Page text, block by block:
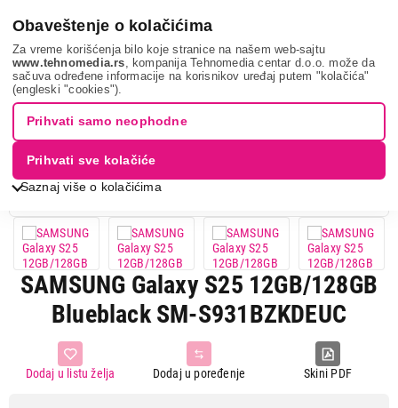
Obaveštenje o kolačićima
Za vreme korišćenja bilo koje stranice na našem web-sajtu
www.tehnomedia.rs , kompanija Tehnomedia centar d.o.o. može da
sačuva određene informacije na korisnikov uređaj putem "kolačića"
(engleski "cookies").
Saznaj više o kolačićima
Prihvati samo neophodne
Prihvati sve kolačiće
Mobilni telefoni i tableti Mobilni telefoni
Smart mobilni
telefoni
Samsung galaxy ...
41% UŠTEDA.
SAMSUNG Galaxy S25 12GB/128GB
Blueblack SM-S931BZKDEUC
Skini PDF
Dodaj u poređenje
Dodaj u listu želja